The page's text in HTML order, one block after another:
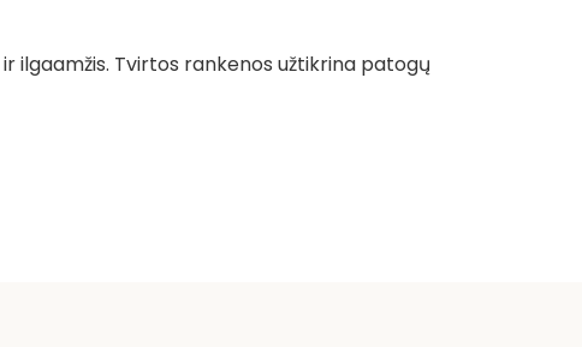
ilgaamžis. Tvirtos rankenos užtikrina patogų